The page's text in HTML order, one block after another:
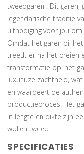
tweedgaren . Dit garen,
legendarische traditie
uitnodiging voor jou
Omdat het garen bij
treedt er na het breien
transformatie op: het
luxueuze zachtheid,
en waardeert de
productieproces. Het
in lengte en dikte zijn
wollen tweed.
SPECIFICATIES